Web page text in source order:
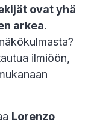
ovat yhä
arkea.
ilmiöön,
Lorenzo